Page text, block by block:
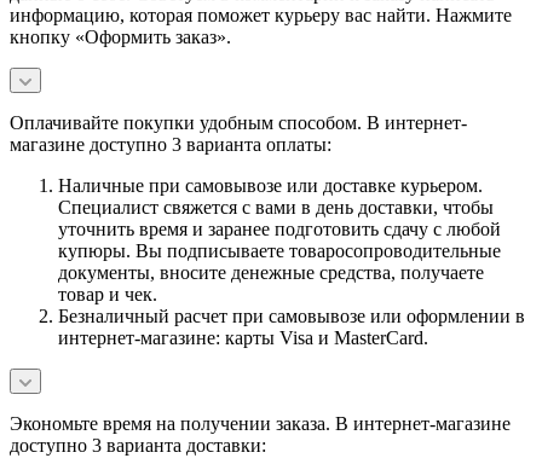
информацию, которая поможет курьеру вас найти. Нажмите
кнопку «Оформить заказ».
Оплачивайте покупки удобным способом. В интернет-
магазине доступно 3 варианта оплаты:
Наличные при самовывозе или доставке курьером.
Специалист свяжется с вами в день доставки, чтобы
уточнить время и заранее подготовить сдачу с любой
купюры. Вы подписываете товаросопроводительные
документы, вносите денежные средства, получаете
товар и чек.
Безналичный расчет при самовывозе или оформлении в
интернет-магазине: карты Visa и MasterCard.
Экономьте время на получении заказа. В интернет-магазине
доступно 3 варианта доставки: